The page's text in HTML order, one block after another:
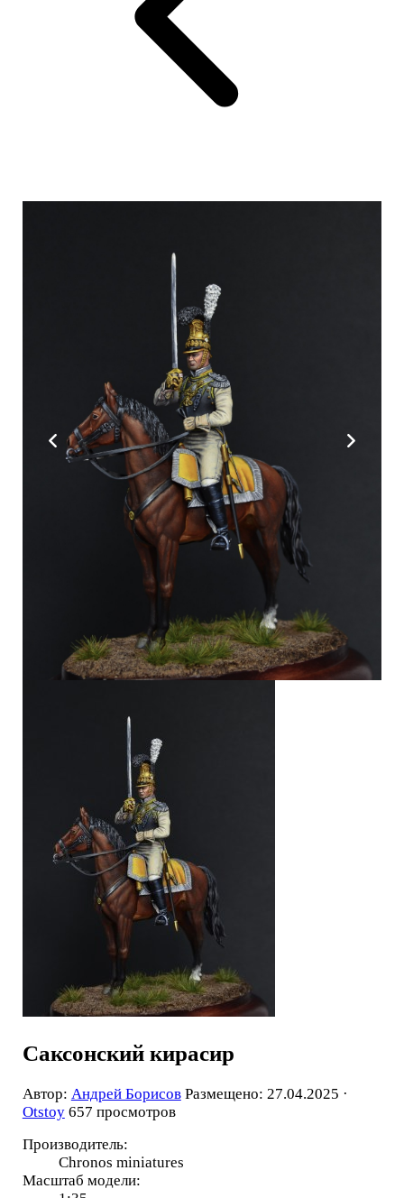
Саксонский кирасир
Автор: Андрей Борисов Размещено: 27.04.2025 ·
Otstoy 657 просмотров
Производитель:
Chronos miniatures
Масштаб модели: